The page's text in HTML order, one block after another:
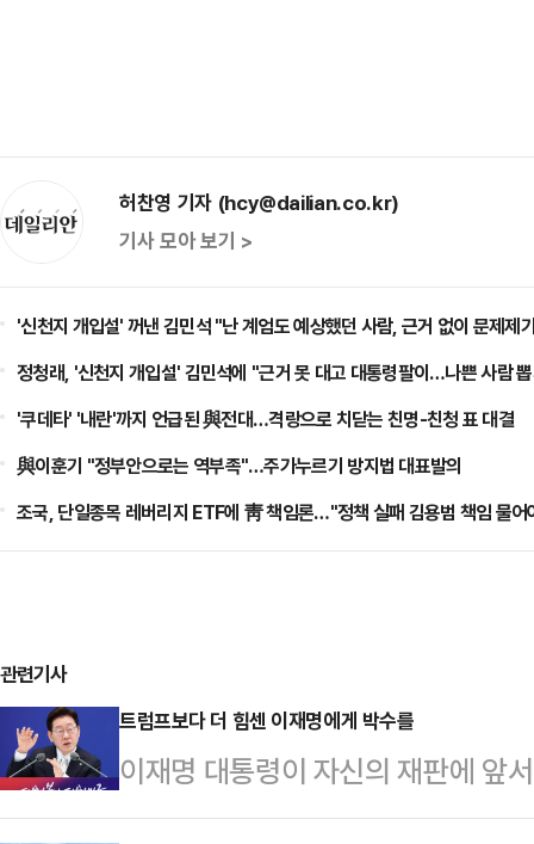
허찬영 기자 (hcy@dailian.co.kr)
기사 모아 보기 >
'신천지 개입설' 꺼낸 김민석 "난 계엄도 예상했던 사람, 근거 없이 문제제
정청래, '신천지 개입설' 김민석에 "근거 못 대고 대통령팔이…나쁜 사람
'쿠데타' '내란'까지 언급된 與전대…격랑으로 치닫는 친명-친청 표 대결
與이훈기 "정부안으로는 역부족"…주가누르기 방지법 대표발의
조국, 단일종목 레버리지 ETF에 靑 책임론…"정책 실패 김용범 책임 물어
관련기사
트럼프보다 더 힘센 이재명에게 박수를
이재명 대통령이 자신의 재판에 앞
분명히 했다. 그는 8일 취임 1주년